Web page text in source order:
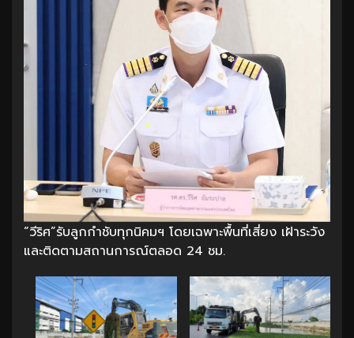
“วีริศ”รับลูกกำชับทุกนิคมฯ โดยเฉพาะพื้นที่เสี่ยง เฝ้าระวัง
และติดตามสถานการณ์ตลอด 24 ชม.